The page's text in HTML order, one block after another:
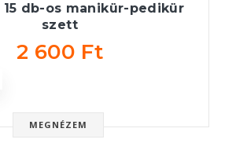
15 db-os manikür-pedikür
szett
2 600 Ft
MEGNÉZEM